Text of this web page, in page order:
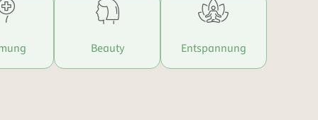
Beauty Entspannung